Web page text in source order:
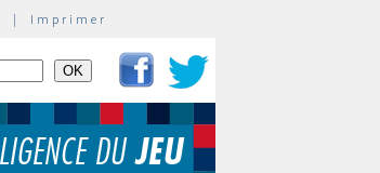
| Imprimer